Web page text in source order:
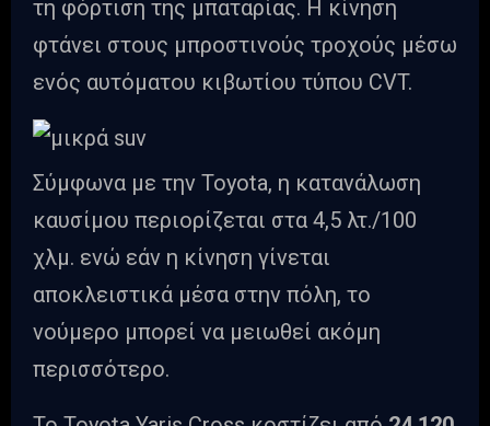
τη φόρτιση της μπαταρίας. Η κίνηση
φτάνει στους μπροστινούς τροχούς μέσω
ενός αυτόματου κιβωτίου τύπου CVT.
Σύμφωνα με την Toyota, η κατανάλωση
καυσίμου περιορίζεται στα 4,5 λτ./100
χλμ. ενώ εάν η κίνηση γίνεται
αποκλειστικά μέσα στην πόλη, το
νούμερο μπορεί να μειωθεί ακόμη
περισσότερο.